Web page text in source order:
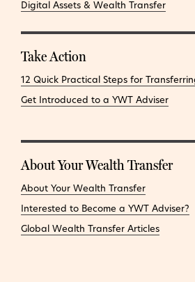
Digital Assets & Wealth Transfer
Take Action
12 Quick Practical Steps for
Get Introduced to a YWT Adviser
About Your Wealth Transfer
About Your Wealth Transfer
Interested to Become a YWT Adviser?
Global Wealth Transfer Articles